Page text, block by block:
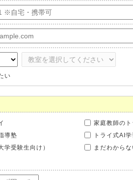
い
家庭教師のト
導塾
トライ式AI
学受験生向け）
まだわからな